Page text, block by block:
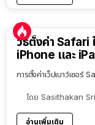
วิธีตั้งค่า Safari
iPhone และ
การตั้งค่าเว็ปเบาว์เซอ
โดย Sasithakan
อ่านเพิ่มเติม